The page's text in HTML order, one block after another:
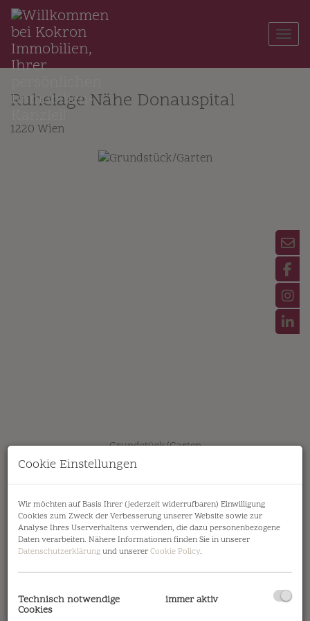
Ruhelage Nähe Donauspital
1220 Wien
Grundstück/Garten
Lage
Die Immobilie ist öffentlich durch die Linie
98A, 95B sowie durch die S-Bahn in
unmittelbarer Nähe gut erschlossen. Die U2
Cookie Einstellungen
Wir möchten auf Basis Ihrer (jederzeit widerrufbaren) Einwilligung
Cookies zum Zweck der Verbesserung unserer Website sowie zur
Analyse Ihres Userverhaltens verwenden, die dazu personenbezogene
Daten verarbeiten. Nähere Informationen finden Sie in unserer
Datenschutzerklärungund unsererCookie Policy.
Technisch notwendige
Cookies
immer aktiv